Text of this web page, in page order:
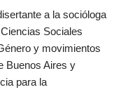
a la socióloga
Sociales
y movimientos
Buenos Aires y
para la